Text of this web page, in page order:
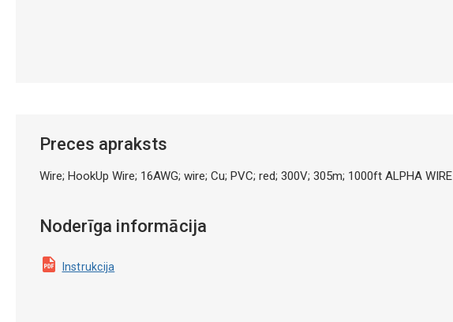
Preces apraksts
Wire; HookUp Wire; 16AWG; wire; Cu; PVC; red; 300V; 305m; 1000ft ALPHA WIRE
Noderīga informācija
Instrukcija